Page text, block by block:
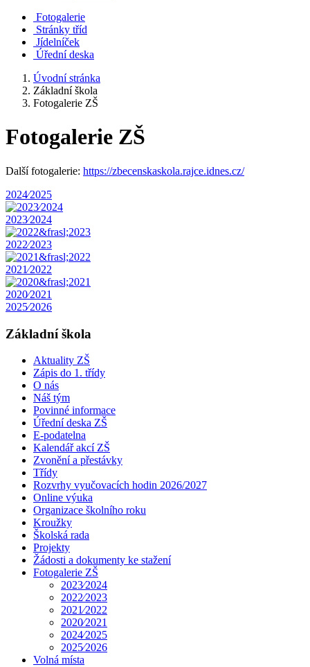
Fotogalerie
Stránky tříd
Jídelníček
Úřední deska
Úvodní stránka
Základní škola
Fotogalerie ZŠ
Fotogalerie ZŠ
Další fotogalerie: https://zbecenskaskola.rajce.idnes.cz/
2024⁄2025
2023⁄2024
2022⁄2023
2021⁄2022
2020⁄2021
2025⁄2026
Základní škola
Aktuality ZŠ
Zápis do 1. třídy
O nás
Náš tým
Povinné informace
Úřední deska ZŠ
E-podatelna
Kalendář akcí ZŠ
Zvonění a přestávky
Třídy
Rozvrhy vyučovacích hodin 2026/2027
Online výuka
Organizace školního roku
Kroužky
Školská rada
Projekty
Žádosti a dokumenty ke stažení
Fotogalerie ZŠ
2023⁄2024
2022⁄2023
2021⁄2022
2020⁄2021
2024⁄2025
2025⁄2026
Volná místa